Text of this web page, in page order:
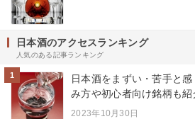
日本酒のアクセスランキング
人気のある記事ランキング
1
日本酒をまずい・苦手と
み方や初心者向け銘柄も紹
2023年10月30日